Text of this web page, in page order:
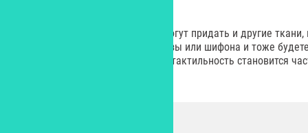
Кстати, чувственность образу могут придать и другие
выбрать наряд из атласа, вискозы или шифона и тоже
героиня истории. В этом случае тактильность становится